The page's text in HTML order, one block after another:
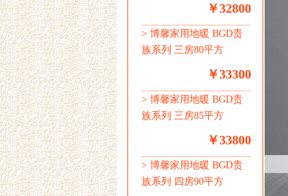
￥32800
> 博馨家用地暖 BGD贵
族系列 三房80平方
￥33300
> 博馨家用地暖 BGD贵
族系列 三房85平方
￥33800
> 博馨家用地暖 BGD贵
族系列 四房90平方